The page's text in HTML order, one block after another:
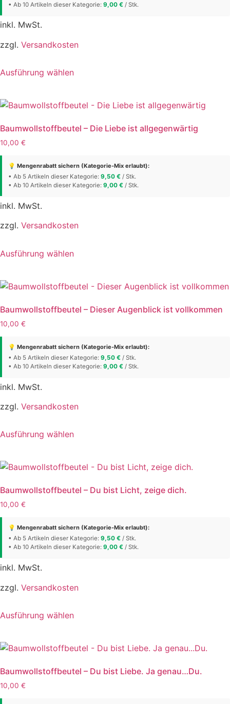
der
werden
• Ab 10 Artikeln dieser Kategorie: 9,00 € / Stk.
inkl. MwSt.
zzgl. Versandkosten
Ausführung wählenProdukt
mehrere
auf.
können
auf
der
werden
Baumwollstoffbeutel – Die Liebe ist allgegenwärtig
10,00 €
💡 Mengenrabatt sichern (Kategorie-Mix erlaubt):
• Ab 5 Artikeln dieser Kategorie: 9,50 € / Stk.
• Ab 10 Artikeln dieser Kategorie: 9,00 € / Stk.
inkl. MwSt.
zzgl. Versandkosten
Ausführung wählenProdukt
mehrere
auf.
können
auf
der
werden
Baumwollstoffbeutel – Dieser Augenblick ist vollkommen
10,00 €
💡 Mengenrabatt sichern (Kategorie-Mix erlaubt):
• Ab 5 Artikeln dieser Kategorie: 9,50 € / Stk.
• Ab 10 Artikeln dieser Kategorie: 9,00 € / Stk.
inkl. MwSt.
zzgl. Versandkosten
Ausführung wählenProdukt
mehrere
auf.
können
auf
der
werden
Baumwollstoffbeutel – Du bist Licht, zeige dich.
10,00 €
💡 Mengenrabatt sichern (Kategorie-Mix erlaubt):
• Ab 5 Artikeln dieser Kategorie: 9,50 € / Stk.
• Ab 10 Artikeln dieser Kategorie: 9,00 € / Stk.
inkl. MwSt.
zzgl. Versandkosten
Ausführung wählenProdukt
mehrere
auf.
Baumwollstoffbeutel – Du bist Liebe. Ja genau…Du.
10,00 €